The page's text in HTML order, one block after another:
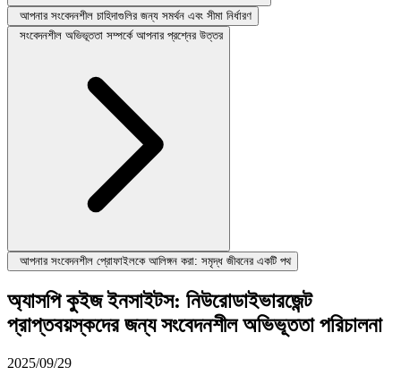
আপনার সংবেদনশীল চাহিদাগুলির জন্য সমর্থন এবং সীমা নির্ধারণ
সংবেদনশীল অভিভূততা সম্পর্কে আপনার প্রশ্নের উত্তর
আপনার সংবেদনশীল প্রোফাইলকে আলিঙ্গন করা: সমৃদ্ধ জীবনের একটি পথ
অ্যাসপি কুইজ ইনসাইটস: নিউরোডাইভারজেন্ট
প্রাপ্তবয়স্কদের জন্য সংবেদনশীল অভিভূততা পরিচালনা
2025/09/29